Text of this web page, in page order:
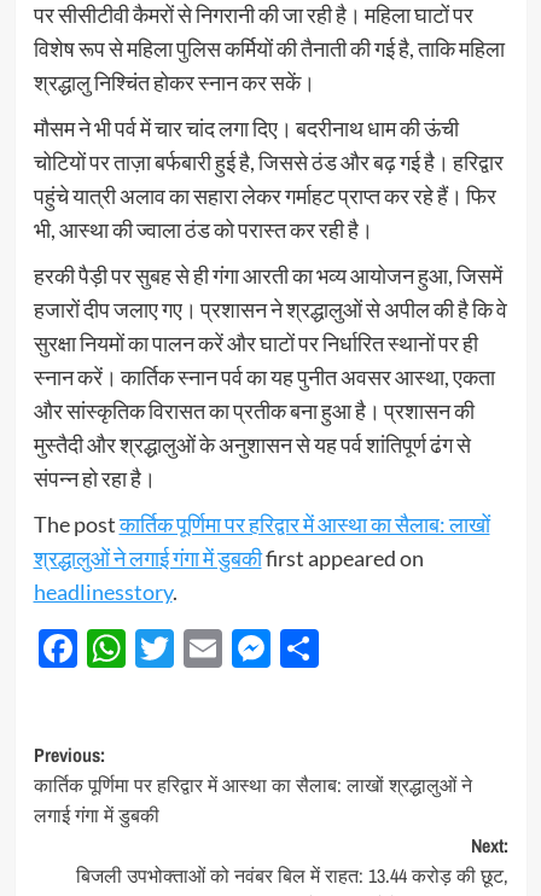
पर सीसीटीवी कैमरों से निगरानी की जा रही है। महिला घाटों पर
विशेष रूप से महिला पुलिस कर्मियों की तैनाती की गई है, ताकि महिला
श्रद्धालु निश्चिंत होकर स्नान कर सकें।
मौसम ने भी पर्व में चार चांद लगा दिए। बदरीनाथ धाम की ऊंची
चोटियों पर ताज़ा बर्फबारी हुई है, जिससे ठंड और बढ़ गई है। हरिद्वार
पहुंचे यात्री अलाव का सहारा लेकर गर्माहट प्राप्त कर रहे हैं। फिर
भी, आस्था की ज्वाला ठंड को परास्त कर रही है।
हरकी पैड़ी पर सुबह से ही गंगा आरती का भव्य आयोजन हुआ, जिसमें
हजारों दीप जलाए गए। प्रशासन ने श्रद्धालुओं से अपील की है कि वे
सुरक्षा नियमों का पालन करें और घाटों पर निर्धारित स्थानों पर ही
स्नान करें। कार्तिक स्नान पर्व का यह पुनीत अवसर आस्था, एकता
और सांस्कृतिक विरासत का प्रतीक बना हुआ है। प्रशासन की
मुस्तैदी और श्रद्धालुओं के अनुशासन से यह पर्व शांतिपूर्ण ढंग से
संपन्न हो रहा है।
The postकार्तिक पूर्णिमा पर हरिद्वार में आस्था का सैलाब: लाखों
श्रद्धालुओं ने लगाई गंगा में डुबकीfirst appeared on
headlinesstory.
Facebook
WhatsApp
Twitter
EmailMessenger
Share
Post
navigation
Previous:
कार्तिक पूर्णिमा पर हरिद्वार में आस्था का सैलाब: लाखों श्रद्धालुओं ने
लगाई गंगा में डुबकी
Next:
बिजली उपभोक्ताओं को नवंबर बिल में राहत: 13.44 करोड़ की छूट,